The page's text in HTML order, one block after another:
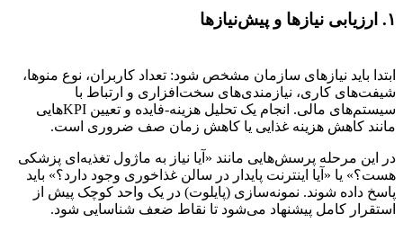
۱. ارزیابی نیازها و پیش‌نیازها
ابتدا باید نیازهای سازمان مشخص شود: تعداد کاربران، نوع منوها،
شیفت‌های کاری، نیازمندی‌های سخت‌افزاری و ارتباط با
سیستم‌های مالی. انجام یک تحلیل هزینه-فایده و تعیین KPIهایی
مانند کاهش هزینه غذایی یا کاهش زمان صف ضروری است.
در این مرحله پرسش‌هایی مانند «آیا نیاز به ماژول تغذیه‌ای پزشکی
هست؟» یا «آیا اینترنت پایدار در سالن غذاخوری وجود دارد؟» باید
پاسخ داده شوند. نمونه‌سازی (پایلوت) در یک واحد کوچک پیش از
استقرار کامل پیشنهاد می‌شود تا نقاط ضعف شناسایی شود.